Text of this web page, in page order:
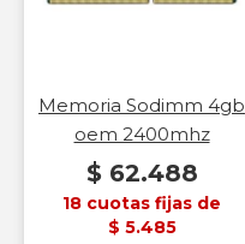
Memoria Sodimm 4gb
oem 2400mhz
$ 62.488
18 cuotas fijas de
$ 5.485